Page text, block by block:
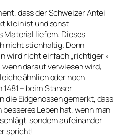
dass der Schweizer Anteil
klein ist und sonst
Material liefern. Dieses
nicht stichhaltig. Denn
wird nicht einfach „richtiger »
darauf verwiesen wird,
ähnlich oder noch
– beim Stanser
die Eidgenossen gemerkt, dass
Leben hat, wenn man
sondern aufeinander
spricht!